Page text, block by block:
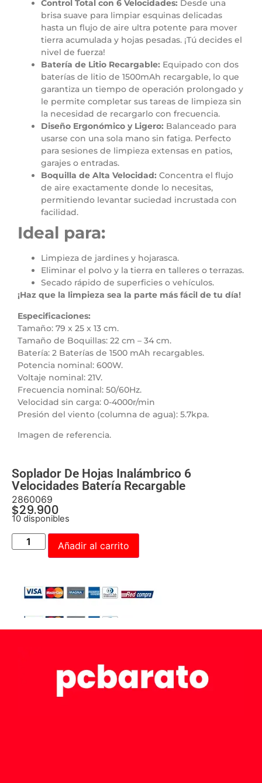
Control Total con 6 Velocidades: Desde una
brisa suave para limpiar esquinas delicadas
hasta un flujo de aire ultra potente para mover
tierra acumulada y hojas pesadas. ¡Tú decides el
nivel de fuerza!
Batería de Litio Recargable: Equipado con dos
baterías de litio de 1500mAh recargable, lo que
garantiza un tiempo de operación prolongado y
le permite completar sus tareas de limpieza sin
la necesidad de recargarlo con frecuencia.
Diseño Ergonómico y Ligero: Balanceado para
usarse con una sola mano sin fatiga. Perfecto
para sesiones de limpieza extensas en patios,
garajes o entradas.
Boquilla de Alta Velocidad: Concentra el flujo
de aire exactamente donde lo necesitas,
permitiendo levantar suciedad incrustada con
facilidad.
Ideal para:
Limpieza de jardines y hojarasca.
Eliminar el polvo y la tierra en talleres o terrazas.
Secado rápido de superficies o vehículos.
¡Haz que la limpieza sea la parte más fácil de tu día!
Especificaciones:
Tamaño: 79 x 25 x 13 cm.
Tamaño de Boquillas: 22 cm – 34 cm.
Batería: 2 Baterías de 1500 mAh recargables.
Potencia nominal: 600W.
Voltaje nominal: 21V.
Frecuencia nominal: 50/60Hz.
Velocidad sin carga: 0-4000r/min
Presión del viento (columna de agua): 5.7kpa.
Imagen de referencia.
Soplador De Hojas Inalámbrico 6
Velocidades Batería Recargable
2860069
$29.900
10 disponibles
Añadir al carrito